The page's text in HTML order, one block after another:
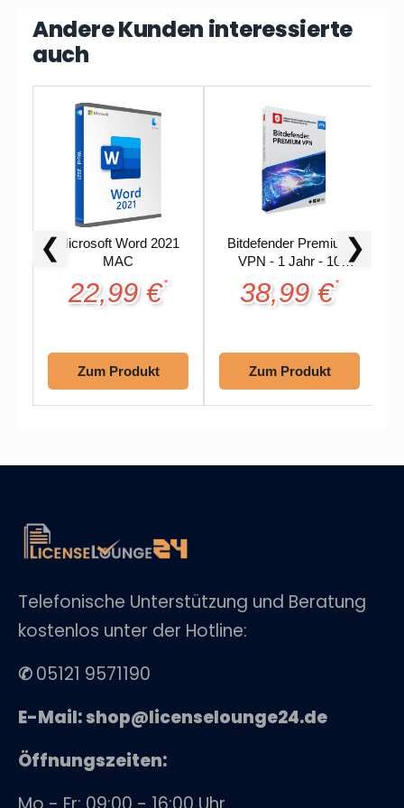
Andere Kunden interessierte
auch
❮ Microsoft Word 2021
MAC
22,99 € *
Zum Produkt
Bitdefender Premium
VPN - 1 Jahr - 10
38,99 € *
Zum Produkt
❯
Telefonische Unterstützung und Beratung
kostenlos unter der Hotline:
✆05121 9571190
E-Mail: shop@licenselounge24.de
Öffnungszeiten: